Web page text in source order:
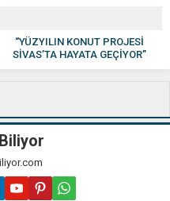
“YÜZYILIN KONUT PROJESİ
SİVAS’TA HAYATA GEÇİYOR”